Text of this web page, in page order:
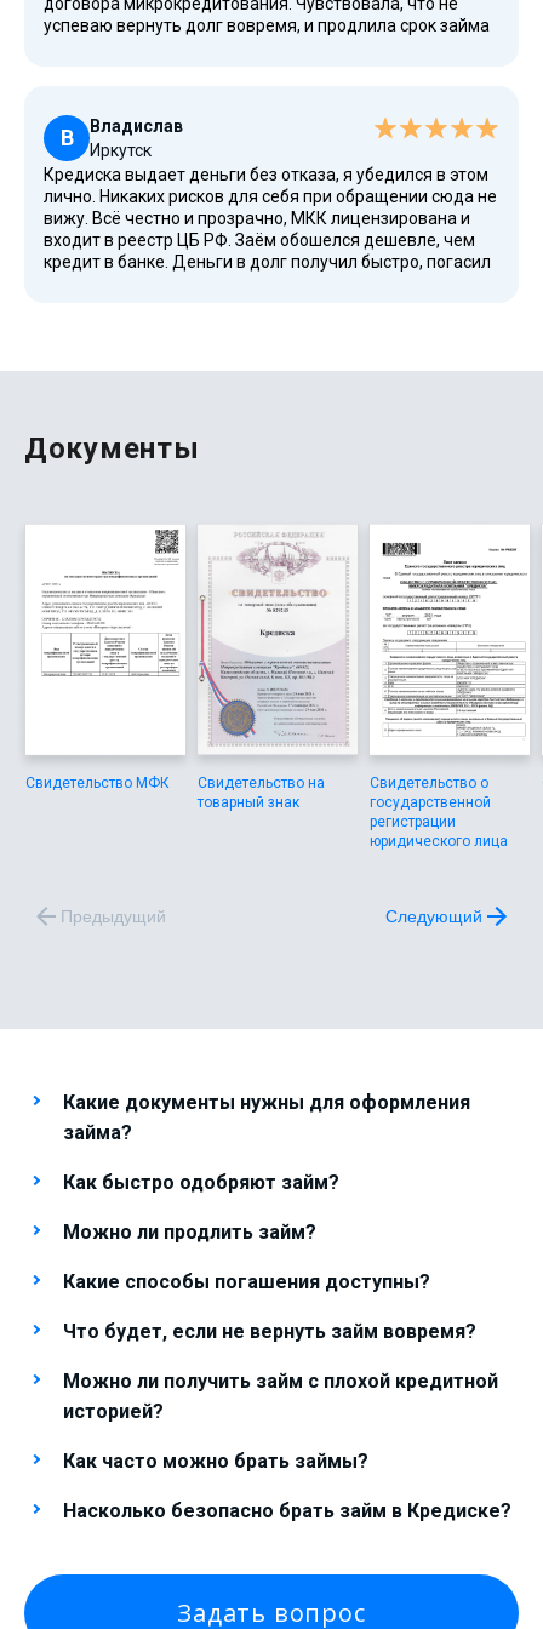
успеваю вернуть долг вовремя, и продлила срок займа
взаймы на покупку продуктов и оплату ЖКХ. Сервис
выручает, когда задерживают зарплату. Не приходится
занимать деньги у родных и друзей.
В
Владислав
Иркутск
Кредиска выдает деньги без отказа, я убедился в этом
лично. Никаких рисков для себя при обращении сюда не
вижу. Всё честно и прозрачно, МКК лицензирована и
входит в реестр ЦБ РФ. Заём обошелся дешевле, чем
кредит в банке. Деньги в долг получил быстро, погасил
Документы
Свидетельство МФК
Свидетельство на
товарный знак
Свидетельство о
государственной
регистрации
юридического лица
Предыдущий Следующий
Какие документы нужны для оформления
займа?
Как быстро одобряют займ?
Можно ли продлить займ?
Какие способы погашения доступны?
Что будет, если не вернуть займ вовремя?
Можно ли получить займ с плохой кредитной
историей?
Как часто можно брать займы?
Насколько безопасно брать займ в Кредиске?
Задать вопрос